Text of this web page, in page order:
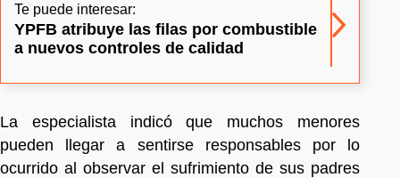
Te puede interesar:
YPFB atribuye las filas por combustible
a nuevos controles de calidad
La especialista indicó que muchos menores
pueden llegar a sentirse responsables por lo
ocurrido al observar el sufrimiento de sus padres